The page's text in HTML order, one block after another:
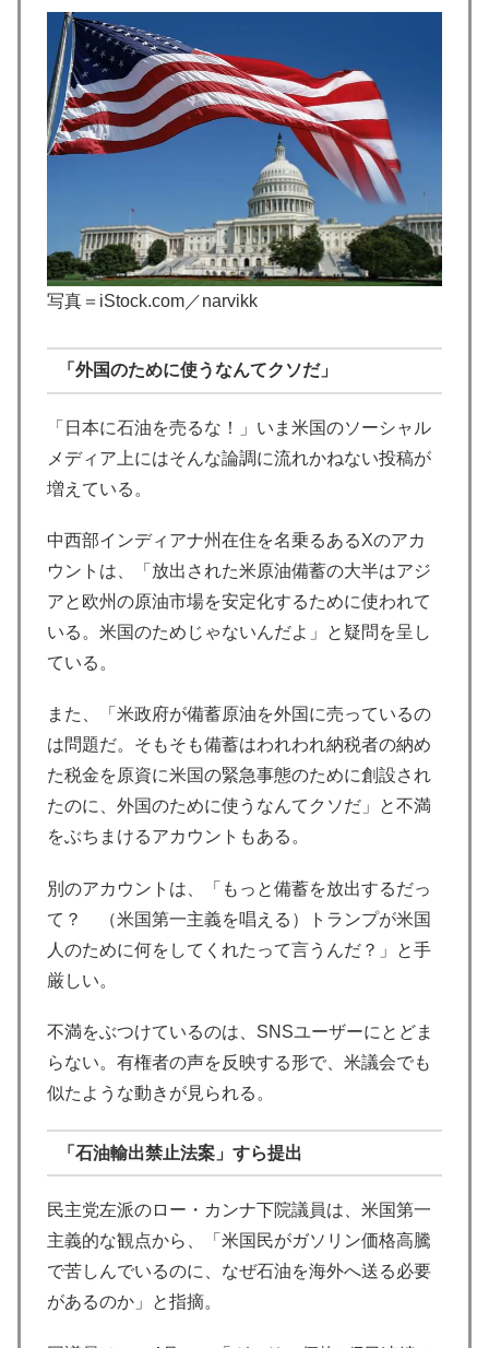
写真＝iStock.com／narvikk
「外国のために使うなんてクソだ」
「日本に石油を売るな！」いま米国のソーシャル
メディア上にはそんな論調に流れかねない投稿が
増えている。
中西部インディアナ州在住を名乗るあるXのアカ
ウントは、「放出された米原油備蓄の大半はアジ
アと欧州の原油市場を安定化するために使われて
いる。米国のためじゃないんだよ」と疑問を呈し
ている。
また、「米政府が備蓄原油を外国に売っているの
は問題だ。そもそも備蓄はわれわれ納税者の納め
た税金を原資に米国の緊急事態のために創設され
たのに、外国のために使うなんてクソだ」と不満
をぶちまけるアカウントもある。
別のアカウントは、「もっと備蓄を放出するだっ
て？ （米国第一主義を唱える）トランプが米国
人のために何をしてくれたって言うんだ？」と手
厳しい。
不満をぶつけているのは、SNSユーザーにとどま
らない。有権者の声を反映する形で、米議会でも
似たような動きが見られる。
「石油輸出禁止法案」すら提出
民主党左派のロー・カンナ下院議員は、米国第一
主義的な観点から、「米国民がガソリン価格高騰
で苦しんでいるのに、なぜ石油を海外へ送る必要
があるのか」と指摘。